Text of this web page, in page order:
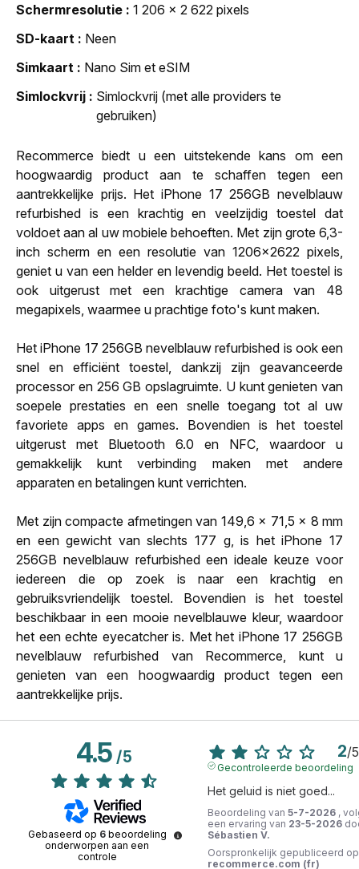
Schermresolutie
1 206 x 2 622 pixels
SD-kaart
Neen
Simkaart
Nano Sim et eSIM
Simlockvrij
Simlockvrij (met alle providers te
gebruiken)
Recommerce biedt u een uitstekende kans om een
hoogwaardig product aan te schaffen tegen een
aantrekkelijke prijs. Het iPhone 17 256GB nevelblauw
refurbished is een krachtig en veelzijdig toestel dat
voldoet aan al uw mobiele behoeften. Met zijn grote 6,3-
inch scherm en een resolutie van 1206x2622 pixels,
geniet u van een helder en levendig beeld. Het toestel is
ook uitgerust met een krachtige camera van 48
megapixels, waarmee u prachtige foto's kunt maken.
Het iPhone 17 256GB nevelblauw refurbished is ook een
snel en efficiënt toestel, dankzij zijn geavanceerde
processor en 256 GB opslagruimte. U kunt genieten van
soepele prestaties en een snelle toegang tot al uw
favoriete apps en games. Bovendien is het toestel
uitgerust met Bluetooth 6.0 en NFC, waardoor u
gemakkelijk kunt verbinding maken met andere
apparaten en betalingen kunt verrichten.
Met zijn compacte afmetingen van 149,6 x 71,5 x 8 mm
en een gewicht van slechts 177 g, is het iPhone 17
256GB nevelblauw refurbished een ideale keuze voor
iedereen die op zoek is naar een krachtig en
gebruiksvriendelijk toestel. Bovendien is het toestel
beschikbaar in een mooie nevelblauwe kleur, waardoor
het een echte eyecatcher is. Met het iPhone 17 256GB
nevelblauw refurbished van Recommerce, kunt u
genieten van een hoogwaardig product tegen een
aantrekkelijke prijs.
4.5/5
Gebaseerd op 6 beoordeling
onderworpen aan een
controle
2/5
Gecontroleerde beoordeling
Het geluid is niet goed...
Beoordeling van 5-7-2026 ,
een ervaring van 23-5-2026
Sébastien V.
Oorspronkelijk gepubliceerd op
recommerce.com (fr)